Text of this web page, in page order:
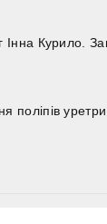
Інна Курило.
поліпів